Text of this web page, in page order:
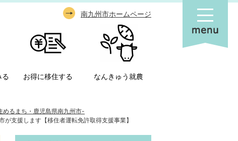
南九州市ホームページ
る お得に移住する なんきゅう就農
るまち・鹿児島県南九州市-
が支援します【移住者運転免許取得支援事業】